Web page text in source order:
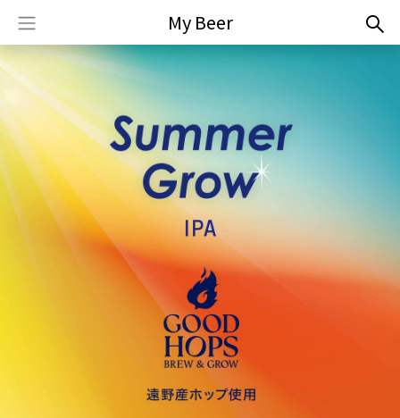
My Beer